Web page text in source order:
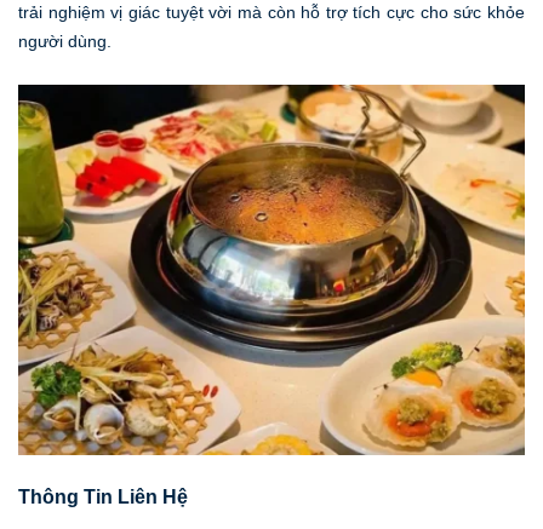
trải nghiệm vị giác tuyệt vời mà còn hỗ trợ tích cực cho sức khỏe
người dùng.
Thông Tin Liên Hệ